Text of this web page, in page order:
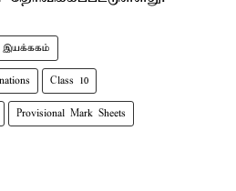
இயக்ககம்
Class 10
Provisional Mark Sheets